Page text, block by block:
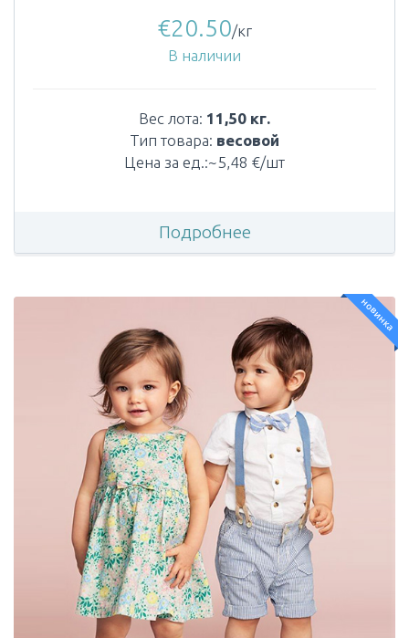
€20.50/кг
В наличии
Вес лота: 11,50 кг.
Тип товара: весовой
Цена за ед.:~5,48 €/шт
Подробнее
новинка